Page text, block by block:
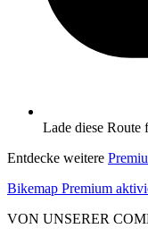
Lade diese
Entdecke weitere
Bikemap Premium
VON UNSERER